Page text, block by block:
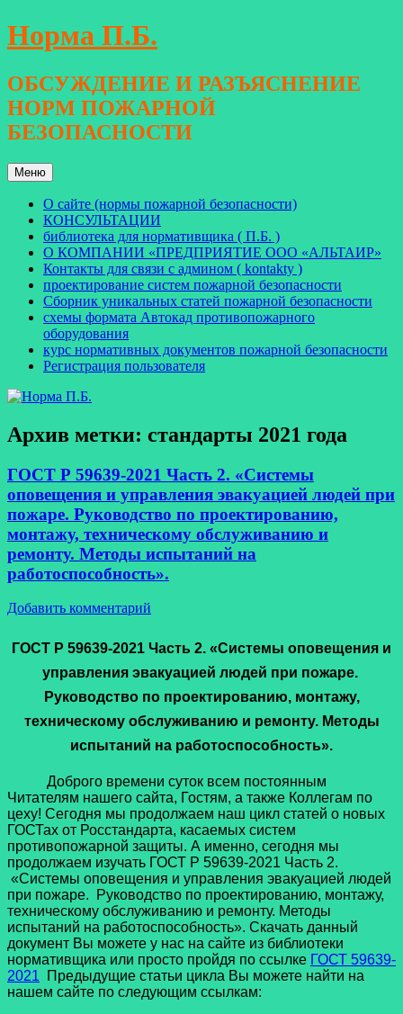
Перейти
к
Норма П.Б.
ОБСУЖДЕНИЕ И РАЗЪЯСНЕНИЕ
НОРМ ПОЖАРНОЙ
БЕЗОПАСНОСТИ
Меню
О сайте (нормы пожарной безопасности)
КОНСУЛЬТАЦИИ
библиотека для нормативщика ( П.Б. )
О КОМПАНИИ «ПРЕДПРИЯТИЕ ООО «АЛЬТАИР»
Контакты для связи с админом ( kontakty )
проектирование систем пожарной безопасности
Сборник уникальных статей пожарной безопасности
схемы формата Автокад противопожарного
оборудования
курс нормативных документов пожарной безопасности
Регистрация пользователя
Архив метки: стандарты 2021 года
ГОСТ Р 59639-2021 Часть 2. «Системы
оповещения и управления эвакуацией людей при
пожаре. Руководство по проектированию,
монтажу, техническому обслуживанию и
ремонту. Методы испытаний на
работоспособность».
Добавить комментарий
ГОСТ Р 59639-2021 Часть 2. «Системы оповещения и
управления эвакуацией людей при пожаре.
Руководство по проектированию, монтажу,
техническому обслуживанию и ремонту. Методы
испытаний на работоспособность».
Доброго времени суток всем постоянным
Читателям нашего сайта, Гостям, а также Коллегам по
цеху! Сегодня мы продолжаем наш цикл статей о новых
ГОСТах от Росстандарта, касаемых систем
противопожарной защиты. А именно, сегодня мы
продолжаем изучать ГОСТ Р 59639-2021 Часть 2.
«Системы оповещения и управления эвакуацией людей
при пожаре. Руководство по проектированию, монтажу,
техническому обслуживанию и ремонту. Методы
испытаний на работоспособность». Скачать данный
документ Вы можете у нас на сайте из библиотеки
нормативщика или просто пройдя по ссылке ГОСТ 59639-
2021
Предыдущие статьи цикла Вы можете найти на
нашем сайте по следующим ссылкам: